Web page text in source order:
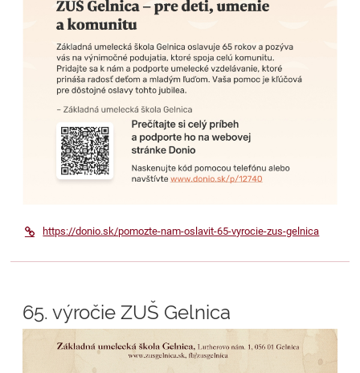
https://donio.sk/pomozte-nam-oslavit-65-vyrocie-zus-gelnica
65. výročie ZUŠ Gelnica